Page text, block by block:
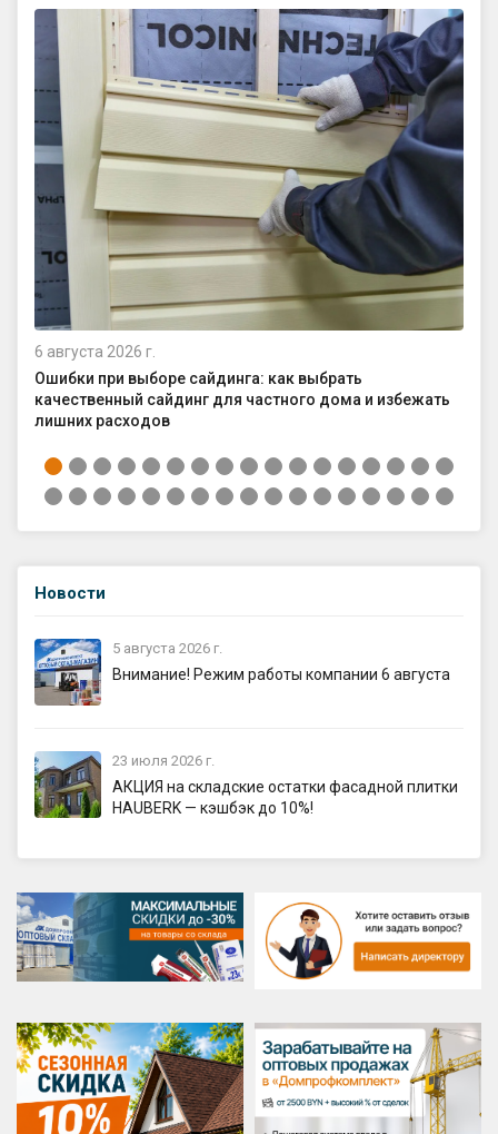
Новости
5 августа 2026 г.
Внимание! Режим работы компании 6 августа
23 июля 2026 г.
АКЦИЯ на складские остатки фасадной плитки
HAUBERK — кэшбэк до 10%!
6 августа 2026 г.
Ошибки при выборе сайдинга: как выбрать
качественный сайдинг для частного дома и избежать
лишних расходов